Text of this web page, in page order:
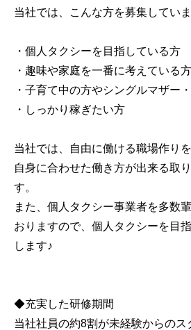
当社では、こんな方を募集していま
・個人タクシーを目指している方
・趣味や家庭を一番に考えている方
・子育て中の方やシングルマザー
・しっかり稼ぎたい方
当社では、自由に働ける職場作り
自身に合わせた働き方が出来る取
す。
また、個人タクシー事業者を多数
おりますので、個人タクシーを目
します♪
◆充実した研修期間
当社社員の約8割が未経験からのス